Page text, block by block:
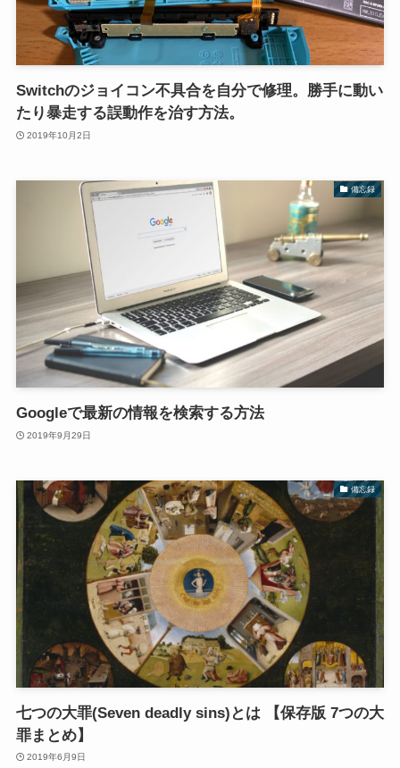
Switchのジョイコン不具合を自分で修理。勝手に動い
たり暴走する誤動作を治す方法。
2019年10月2日
備忘録
Googleで最新の情報を検索する方法
2019年9月29日
備忘録
七つの大罪(Seven deadly sins)とは 【保存版 7つの大
罪まとめ】
2019年6月9日